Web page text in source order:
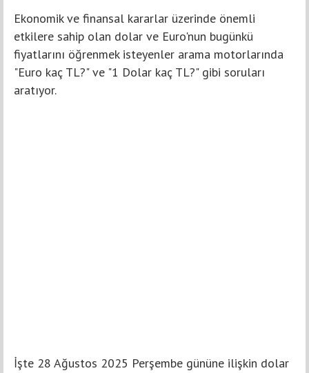
Ekonomik ve finansal kararlar üzerinde önemli
etkilere sahip olan dolar ve Euro'nun bugünkü
fiyatlarını öğrenmek isteyenler arama motorlarında
"Euro kaç TL?" ve "1 Dolar kaç TL?" gibi soruları
aratıyor.
İşte 28 Ağustos 2025 Perşembe gününe ilişkin dolar